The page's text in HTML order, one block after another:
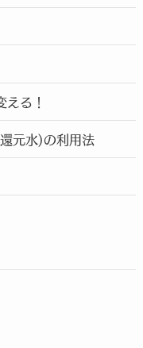
る！
元水)の利用法